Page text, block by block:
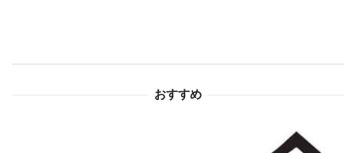
おすすめ